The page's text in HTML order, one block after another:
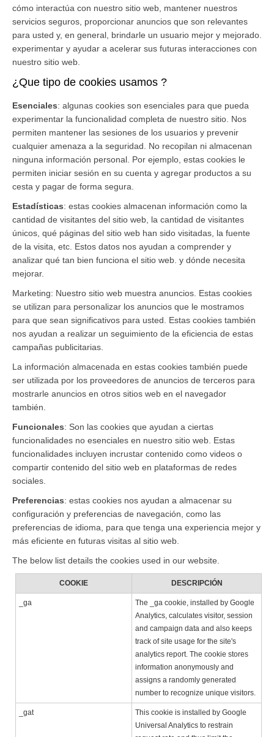
cómo interactúa con nuestro sitio web, mantener nuestros
servicios seguros, proporcionar anuncios que son relevantes
para usted y, en general, brindarle un usuario mejor y mejorado.
experimentar y ayudar a acelerar sus futuras interacciones con
nuestro sitio web.
¿Que tipo de cookies usamos ?
Esenciales: algunas cookies son esenciales para que pueda
experimentar la funcionalidad completa de nuestro sitio. Nos
permiten mantener las sesiones de los usuarios y prevenir
cualquier amenaza a la seguridad. No recopilan ni almacenan
ninguna información personal. Por ejemplo, estas cookies le
permiten iniciar sesión en su cuenta y agregar productos a su
cesta y pagar de forma segura.
Estadísticas: estas cookies almacenan información como la
cantidad de visitantes del sitio web, la cantidad de visitantes
únicos, qué páginas del sitio web han sido visitadas, la fuente
de la visita, etc. Estos datos nos ayudan a comprender y
analizar qué tan bien funciona el sitio web. y dónde necesita
mejorar.
Marketing: Nuestro sitio web muestra anuncios. Estas cookies
se utilizan para personalizar los anuncios que le mostramos
para que sean significativos para usted. Estas cookies también
nos ayudan a realizar un seguimiento de la eficiencia de estas
campañas publicitarias.
La información almacenada en estas cookies también puede
ser utilizada por los proveedores de anuncios de terceros para
mostrarle anuncios en otros sitios web en el navegador
también.
Funcionales: Son las cookies que ayudan a ciertas
funcionalidades no esenciales en nuestro sitio web. Estas
funcionalidades incluyen incrustar contenido como videos o
compartir contenido del sitio web en plataformas de redes
sociales.
Preferencias: estas cookies nos ayudan a almacenar su
configuración y preferencias de navegación, como las
preferencias de idioma, para que tenga una experiencia mejor y
más eficiente en futuras visitas al sitio web.
The below list details the cookies used in our website.
COOKIE DESCRIPCIÓN
_ga
The _ga cookie, installed by Google
Analytics, calculates visitor, session
and campaign data and also keeps
track of site usage for the site's
analytics report. The cookie stores
information anonymously and
assigns a randomly generated
number to recognize unique visitors.
_gat
This cookie is installed by Google
Universal Analytics to restrain